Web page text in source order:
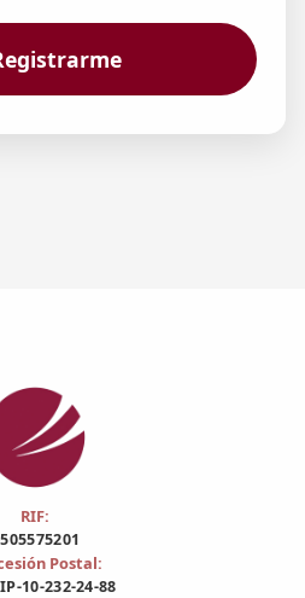
RIF:
505575201
Postal:
10-232-24-88